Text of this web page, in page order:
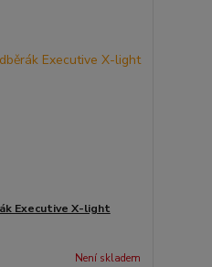
Executive X-light
Není skladem